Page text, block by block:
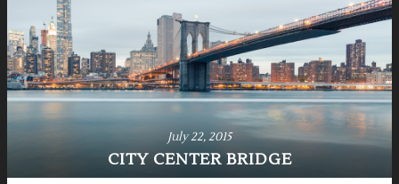
July 22, 2015
CITY CENTER BRIDGE